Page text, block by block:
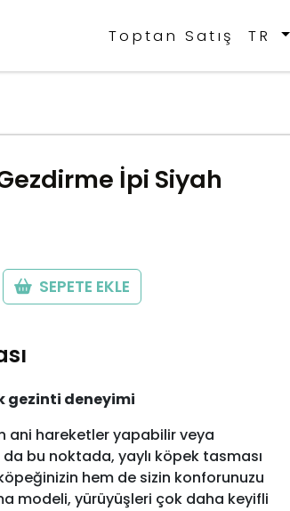
Toptan Satış TR
İpi Siyah
SEPETE EKLE
gezinti deneyimi
ani hareketler yapabilir veya
bu noktada, yaylı köpek tasması
hem de sizin konforunuzu
modeli, yürüyüşleri çok daha keyifli